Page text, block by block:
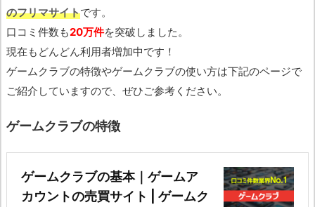
のフリマサイトです。
口コミ件数も20万件を突破しました。
現在もどんどん利用者増加中です！
ゲームクラブの特徴やゲームクラブの使い方は下記のページで
ご紹介していますので、ぜひご参考ください。
ゲームクラブの特徴
ゲームクラブの基本｜ゲームア
カウントの売買サイト | ゲームク